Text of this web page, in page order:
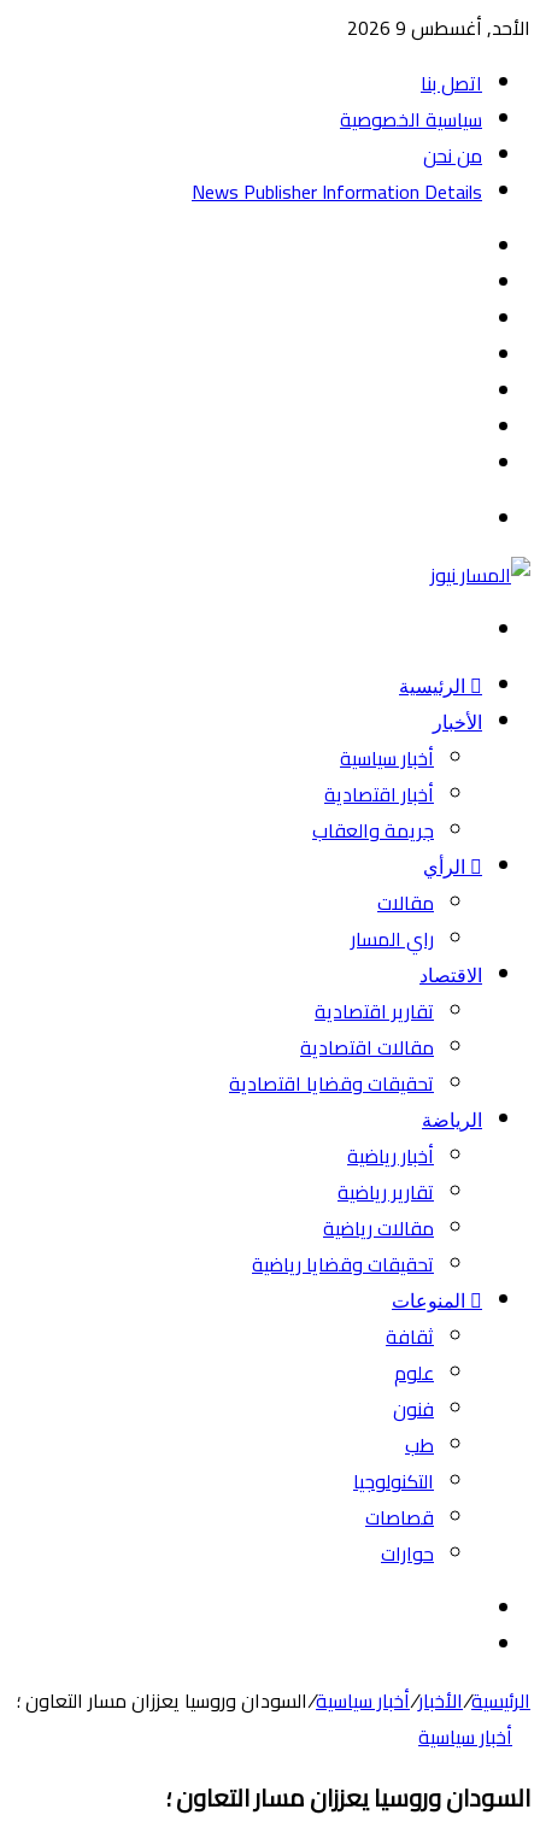
الأحد, أغسطس 9 2026
اتصل بنا
سياسية الخصوصية
من نحن
News Publisher Information Details
الرئيسية
الأخبار
أخبار سياسية
أخبار اقتصادية
جريمة والعقاب
الرأي
مقالات
راي المسار
الاقتصاد
تقارير اقتصادية
مقالات اقتصادية
تحقيقات وقضايا اقتصادية
الرياضة
أخبار رياضية
تقارير رياضية
مقالات رياضية
تحقيقات وقضايا رياضية
المنوعات
ثقافة
علوم
فنون
طب
التكنولوجيا
قصاصات
حوارات
الرئيسية/الأخبار/أخبار سياسية/السودان وروسيا يعززان مسار التعاون ؛
أخبار سياسية
السودان وروسيا يعززان مسار التعاون ؛